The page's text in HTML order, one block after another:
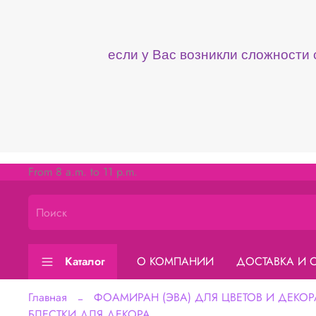
если у Вас возникли
From 8 a.m. to 11 p.m.
Каталог О КОМПАНИИ ДОСТАВКА И
Главная
ФОАМИРАН (ЭВА) ДЛЯ ЦВЕТОВ И